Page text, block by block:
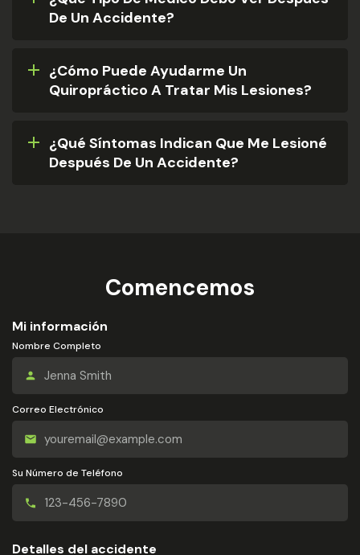
De Un Accidente?
¿Cómo Puede Ayudarme Un
Quiropráctico A Tratar Mis Lesiones?
¿Qué Síntomas Indican Que Me Lesioné
Después De Un Accidente?
Comencemos
Mi información
Nombre Completo
Correo Electrónico
Su Número de Teléfono
Detalles del accidente